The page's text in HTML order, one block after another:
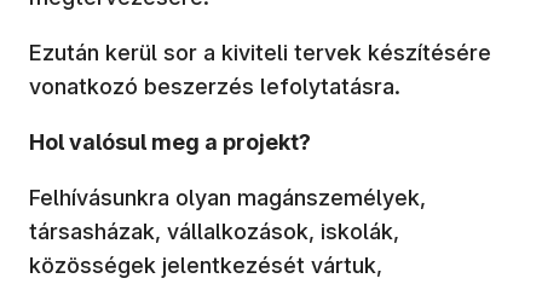
Ezután kerül sor a kiviteli tervek készítésére
vonatkozó beszerzés lefolytatásra.
Hol valósul meg a projekt?
Felhívásunkra olyan magánszemélyek,
társasházak, vállalkozások, iskolák,
közösségek jelentkezését vártuk,